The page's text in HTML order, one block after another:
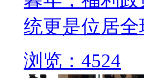
统更是位居
浏览：4524